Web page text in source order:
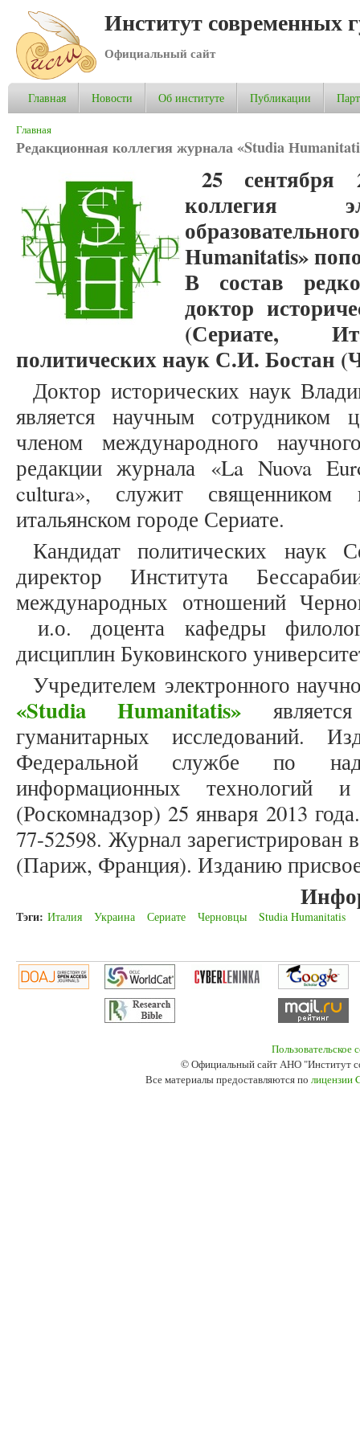
Институт современных
Официальный сайт
Главная Новости Об институте Публикации
Вы здесь
Главная
Редакционная коллегия журнала «Studia
25 сентября
коллегия
Humanitatis»
В состав
доктор
(Сериате,
политических наук С.И. Бостан
Доктор исторических наук
является научным сотрудником
членом международного
редакции журнала «La Nuova
cultura», служит священником
итальянском городе Сериате.
Кандидат политических наук
директор Института
международных отношений
и.о. доцента кафедры
дисциплин Буковинского
Учредителем электронного
«Studia Humanitatis»
гуманитарных исследований.
Федеральной службе по
информационных технологий
(Роскомнадзор) 25 января 2013
77-52598. Журнал зарегистрирован
(Париж, Франция). Изданию
Тэги: Италия Украина Сериате Черновцы Studia Humanitatis
Пользовательское
© Официальный сайт АНО "Институт
Все материалы предоставляются по лицензии